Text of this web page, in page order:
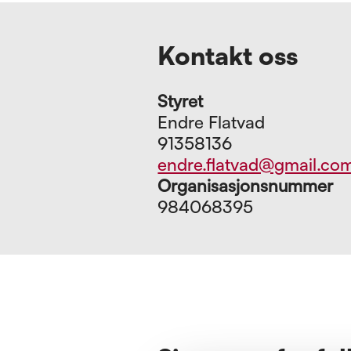
Kontakt oss
Styret
Endre Flatvad
91358136
Organisasjonsnummer
984068395